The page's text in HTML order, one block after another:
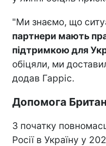
"Ми знаємо, що
партнери мають
підтримкою для
обіцяли, ми
додав Гарріс.
Допомога
З початку
Росії в Україну у